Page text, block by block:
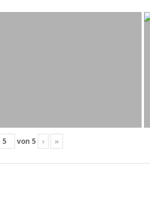
von 5 › »